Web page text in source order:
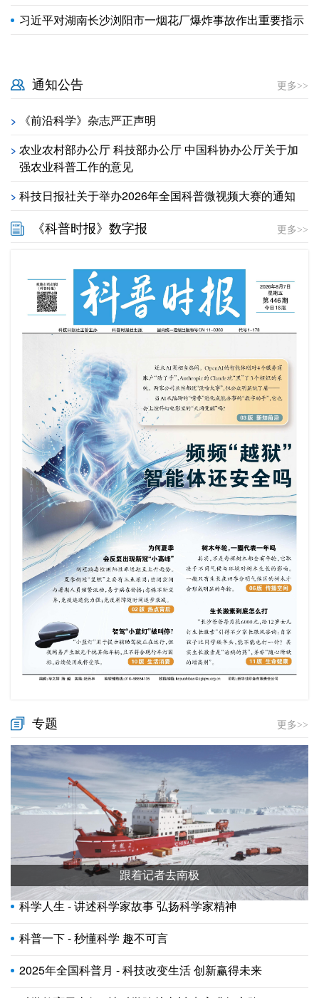
习近平对湖南长沙浏阳市一烟花厂爆炸事故作出重要指示
通知公告 更多>>
> 《前沿科学》杂志严正声明
> 农业农村部办公厅 科技部办公厅 中国科协办公厅关于加
强农业科普工作的意见
> 科技日报社关于举办2026年全国科普微视频大赛的通知
《科普时报》数字报 更多>>
专题 更多>>
跟着记者去南极
科学人生 - 讲述科学家故事 弘扬科学家精神
科普一下 - 秒懂科学 趣不可言
2025年全国科普月 - 科技改变生活 创新赢得未来